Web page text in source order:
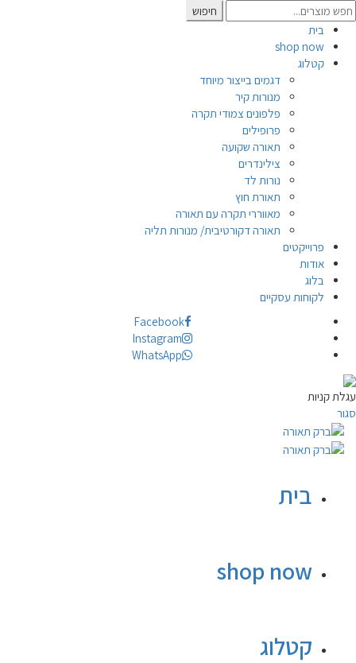
Search
for:
חיפוש
בית
shop now
קטלוג
דגמים בייצור מיוחד
מנורות קיר
פלפונים צמודי תקרה
פרופילים
תאורה שקועה
צילינדרים
נורות לד
תאורת חוץ
מאווררי תקרה עם תאורה
תאורה דקורטיבית/ מנורות תליה
פרוייקטים
אודות
בלוג
לקוחות עסקיים
Facebook
Instagram
WhatsApp
עגלת קניות
סגור
בית
shop now
קטלוג